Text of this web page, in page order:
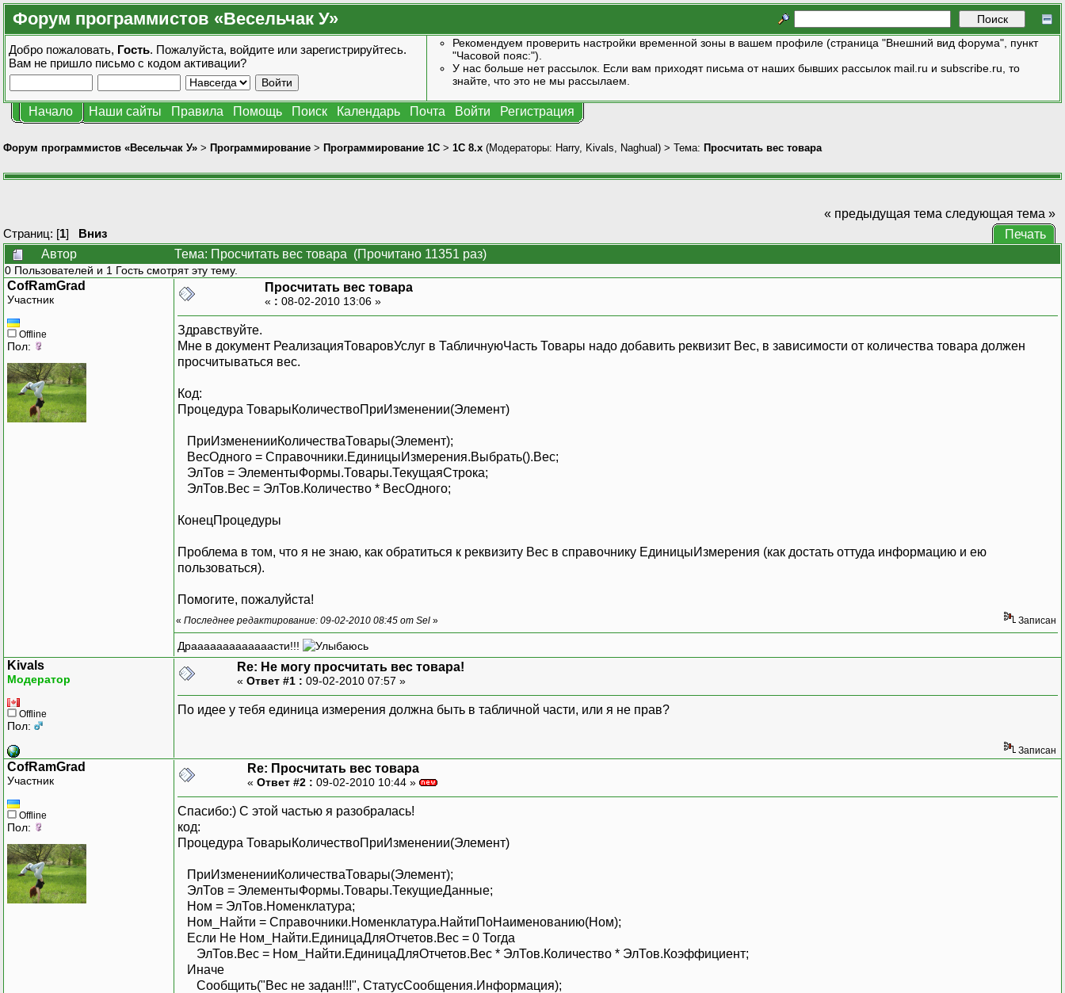
Форум программистов «Весельчак У»
Добро пожаловать, Гость. Пожалуйста, войдите или зарегистрируйтесь.
Вам не пришло письмо с кодом активации?
Рекомендуем проверить настройки временной зоны в вашем профиле (страница "Внешний вид форума", пункт
"Часовой пояс:").
У нас больше нет рассылок. Если вам приходят письма от наших бывших рассылок mail.ru и subscribe.ru, то
знайте, что это не мы рассылаем.
Начало Наши сайты Правила Помощь Поиск Календарь Почта Войти Регистрация
Форум программистов «Весельчак У» > Программирование > Программирование 1С > 1С 8.x (Модераторы: Harry, Kivals Naghual) > Тема: Просчитать вес товара
Страниц: [1] Вниз
« предыдущая тема следующая тема »
Печать
Автор
Тема: Просчитать вес товара (Прочитано 11351 раз)
0 Пользователей и 1 Гость смотрят эту тему.
CofRamGrad
Участник
Offline
Пол:
Просчитать вес товара
« : 08-02-2010 13:06 »
Здравствуйте.
Мне в документ РеализацияТоваровУслуг в ТабличнуюЧасть Товары надо добавить реквизит Вес, в зависимости от количества товара должен
просчитываться вес.
Код:
Процедура ТоварыКоличествоПриИзменении(Элемент)
ПриИзмененииКоличестваТовары(Элемент);
ВесОдного = Справочники.ЕдиницыИзмерения.Выбрать().Вес;
ЭлТов = ЭлементыФормы.Товары.ТекущаяСтрока;
ЭлТов.Вес = ЭлТов.Количество * ВесОдного;
КонецПроцедуры
Проблема в том, что я не знаю, как обратиться к реквизиту Вес в справочнику ЕдиницыИзмерения (как достать оттуда информацию и ею
пользоваться).
Помогите, пожалуйста!
« Последнее редактирование: 09-02-2010 08:45 от Sel » Записан
Драаааааааааааасти!!!
Kivals
Модератор
Offline
Пол:
Re: Не могу просчитать вес товара!
« Ответ #1 : 09-02-2010 07:57 »
По идее у тебя единица измерения должна быть в табличной части, или я не прав?
Записан
CofRamGrad
Участник
Offline
Пол:
Re: Просчитать вес товара
« Ответ #2 : 09-02-2010 10:44 »
Спасибо:) С этой частью я разобралась!
код:
Процедура ТоварыКоличествоПриИзменении(Элемент)
ПриИзмененииКоличестваТовары(Элемент);
ЭлТов = ЭлементыФормы.Товары.ТекущиеДанные;
Ном = ЭлТов.Номенклатура;
Ном_Найти = Справочники.Номенклатура.НайтиПоНаименованию(Ном);
Если Не Ном_Найти.ЕдиницаДляОтчетов.Вес = 0 Тогда
ЭлТов.Вес = Ном_Найти.ЕдиницаДляОтчетов.Вес * ЭлТов.Количество * ЭлТов.Коэффициент;
Иначе
Сообщить("Вес не задан!!!", СтатусСообщения.Информация);